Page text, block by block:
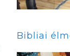
Bibliai